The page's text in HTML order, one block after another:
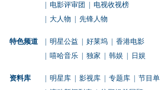
电影评审团
电视收视榜
大人物 先锋人物
特色频道 明星公益 好莱坞
香港电影
嘻哈音乐 独家 韩娱 日娱
资料库 明星库 影视库 专题库
节目单